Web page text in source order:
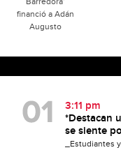
financió a Adán
Augusto
3:11 pm
*Destacan
se siente
_Estudiantes